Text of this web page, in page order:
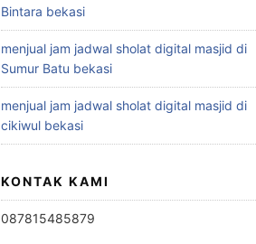
Bintara bekasi
menjual jam jadwal sholat digital masjid di
Sumur Batu bekasi
menjual jam jadwal sholat digital masjid di
cikiwul bekasi
KONTAK KAMI
087815485879